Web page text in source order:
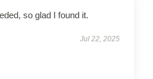
so glad I found it.
Jul 22, 2025